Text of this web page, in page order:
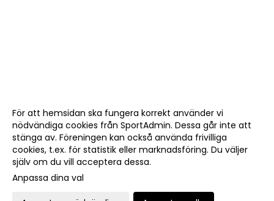
För att hemsidan ska fungera korrekt använder vi
nödvändiga cookies från SportAdmin. Dessa går inte att
stänga av. Föreningen kan också använda frivilliga
cookies, t.ex. för statistik eller marknadsföring. Du väljer
själv om du vill acceptera dessa.
Anpassa dina val